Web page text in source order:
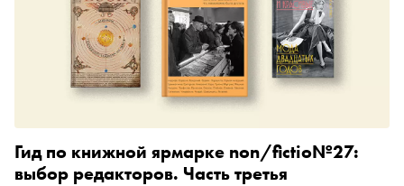
Гид по книжной ярмарке non/fictio№27:
выбор редакторов. Часть третья